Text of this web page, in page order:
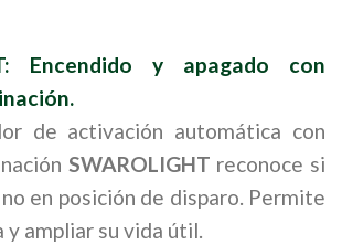
Encendido y apagado con
de activación automática con
SWAROLIGHT reconoce si
en posición de disparo. Permite
y ampliar su vida útil.